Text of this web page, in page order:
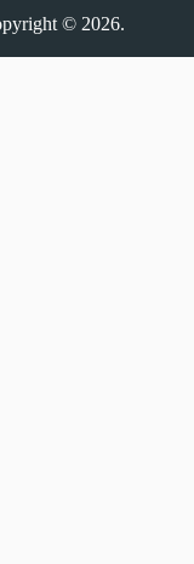
© 2026.